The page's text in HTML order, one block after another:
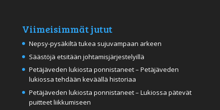
Viimeisimmät jutut
Nepsy-pysäkiltä tukea sujuvampaan arkeen
Säästöjä etsitään johtamisjärjestelyillä
Petäjäveden lukiosta ponnistaneet – Petäjäveden
lukiossa tehdään keväällä historiaa
Petäjäveden lukiosta ponnistaneet – Lukiossa pätevät
puitteet liikkumiseen